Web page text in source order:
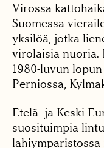
Virossa
Suomessa
yksilöä, jotka
virolaisia nuoria.
1980-luvun
Perniössä,
Etelä- ja Keski-
suosituimpia
lähiympäristössä